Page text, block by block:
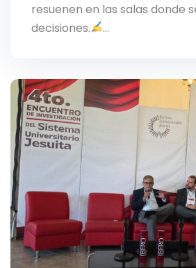
resuenen en las salas donde
decisiones.
…